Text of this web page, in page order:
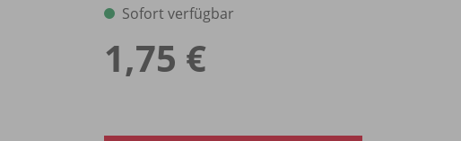
Sofort verfügbar
1,75 €